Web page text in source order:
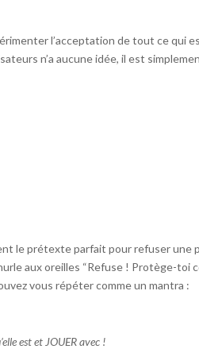
l’acceptation de tout ce qui
n’a aucune idée, il est
le prétexte parfait pour refuser une
aux oreilles “Refuse ! Protège-toi
vous répéter comme un mantra :
est et JOUER avec !